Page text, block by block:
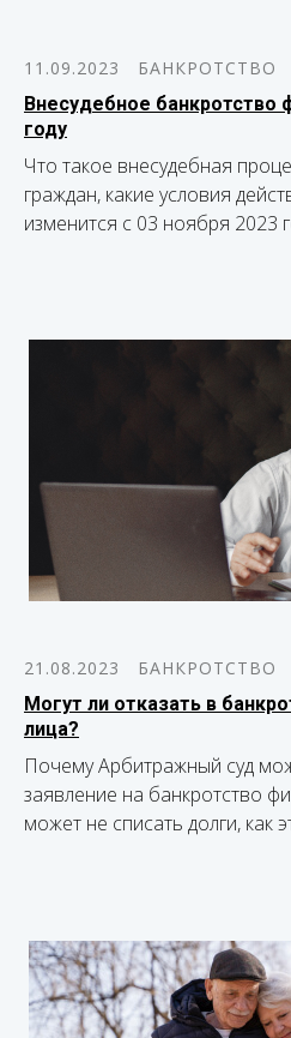
11.09.2023
БАНКРОТСТВО
Внесудебное банкротство
году
Что такое внесудебная
граждан, какие условия
изменится с 03 ноября 2023
21.08.2023
БАНКРОТСТВО
Могут ли отказать в
лица?
Почему Арбитражный суд
заявление на банкротство
может не списать долги, как